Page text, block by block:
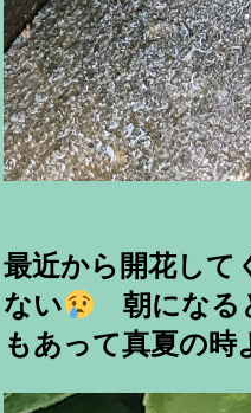
最近から開花して
ない
朝になる
もあって真夏の時